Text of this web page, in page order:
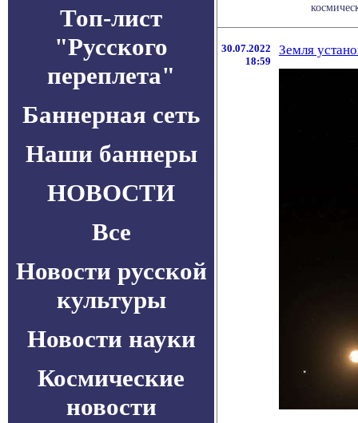
Топ-лист
"Русского
переплета"
Баннерная сеть
Наши баннеры
НОВОСТИ
Все
Новости русской
культуры
Новости науки
Космические
новости
30.07.2022
18:59
Земля